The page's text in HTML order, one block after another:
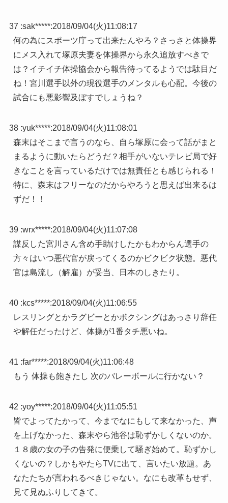
37 :sak*****:2018/09/04(火)11:08:17
何の為にスポーツ庁って出来たんやろ？さっさと体操界
にメス入れて塚原夫妻を体操界から永久追放すべきで
は？イチイチ体操協会から報告待ってるようでは駄目だ
ね！宮川選手以外の現役選手のメンタルも心配。今後の
試合にも悪影響及ぼすでしょうね？
38 :yuk*****:2018/09/04(火)11:08:01
森末はそこまで言うのなら、自ら塚原に会って話がまと
まるように動いたらどうだ？相手がいないテレビ局で好
きなことを言っているだけでは無責任とも感じられる！
特に、森末はフリーなのだからやろうと思えば出来るは
ずだ！！
39 :wrx*****:2018/09/04(火)11:07:08
謀反した宮川さん含め手助けしたかもわからん選手の
方々はいつ悪代官が戻ってくるのかビクビク状態。悪代
官は島流し（解雇）が妥当、日本のしきたり。
40 :kcs*****:2018/09/04(火)11:06:55
レスリングとかラグビーとかボクシングはあっさり辞任
や解任だったけど、体操が1番タチ悪いね。
41 :far*****:2018/09/04(火)11:06:48
もう 体操も飽きたし 次のバレーボールに行かない？
42 :yoy*****:2018/09/04(火)11:05:51
皆でよってたかって、今までなにもして来なかった、声
を上げなかった、森末やら池谷は恥ずかしくないのか。
１８歳の女の子の告発に便乗して騒ぎ始めて。恥ずかし
くないの？しかもやたらTVに出て、言いたい放題。あ
なたたちが言われるべきじゃない。なにも改革もせず、
見て見ぬふりしてきて。